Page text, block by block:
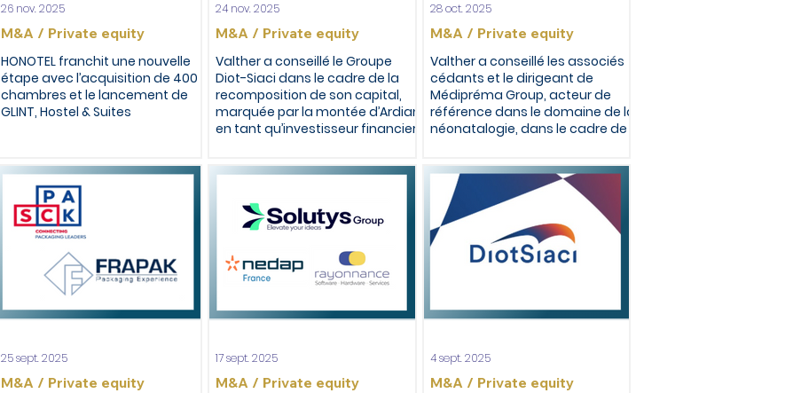
HONOTEL franchit une nouvelle
étape avec l’acquisition de 400
chambres et le lancement de
GLINT, Hostel & Suites
M&A / Private equity
26 nov. 2025
Valther a conseillé le Groupe
Diot-Siaci dans le cadre de la
recomposition de son capital,
marquée par la montée d’Ardian
en tant qu’investisseur financier
M&A / Private equity
24 nov. 2025
Valther a conseillé les associés
cédants et le dirigeant de
Médipréma Group, acteur de
référence dans le domaine de la
néonatalogie, dans le cadre de
InnovaFonds
M&A / Private equity
28 oct. 2025
M&A / Private equity
25 sept. 2025
M&A / Private equity
17 sept. 2025
M&A / Private equity
4 sept. 2025